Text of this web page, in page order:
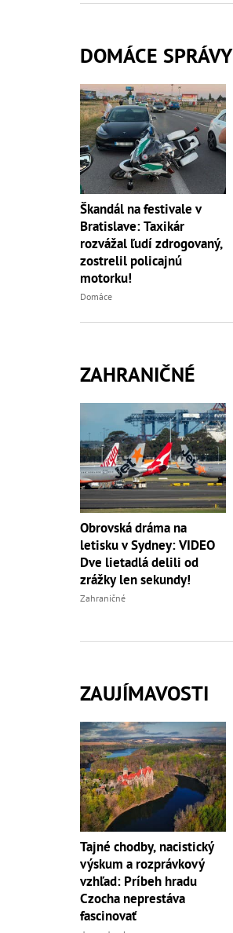
DOMÁCE SPRÁVY
Škandál na festivale v
Bratislave: Taxikár
rozvážal ľudí zdrogovaný,
zostrelil policajnú
motorku!
Domáce
ZAHRANIČNÉ
Obrovská dráma na
letisku v Sydney: VIDEO
Dve lietadlá delili od
zrážky len sekundy!
Zahraničné
ZAUJÍMAVOSTI
Tajné chodby, nacistický
výskum a rozprávkový
vzhľad: Príbeh hradu
Czocha neprestáva
fascinovať